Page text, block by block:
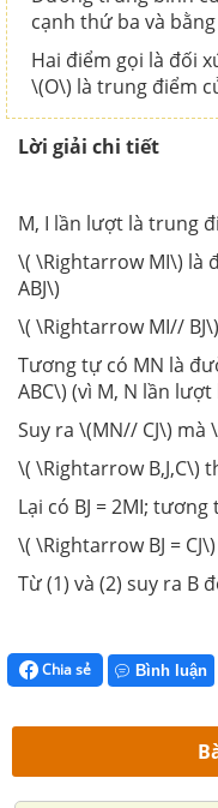
cạnh thứ ba và
Hai điểm gọi là đối
\(O\) là trung điểm
Lời giải chi tiết
M, I lần lượt là trung
\( \Rightarrow MI\) là
ABJ\)
\( \Rightarrow MI//
Tương tự có MN là
ABC\) (vì M, N lần
Suy ra \(MN// CJ\) mà
\( \Rightarrow
Lại có BJ = 2MI; tương
\( \Rightarrow BJ =
Từ (1) và (2) suy ra B
Chia sẻ Bình luận